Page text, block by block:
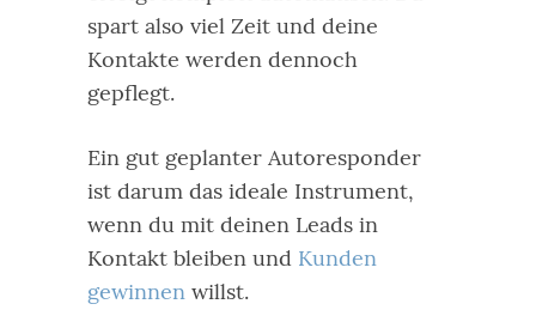
spart also viel Zeit und deine
Kontakte werden dennoch
gepflegt.
Ein gut geplanter Autoresponder
ist darum das ideale Instrument,
wenn du mit deinen Leads in
Kontakt bleiben und Kunden
gewinnenwillst.